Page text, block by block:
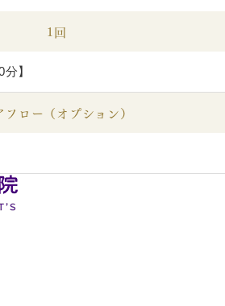
1回
】
フロー（オプション）